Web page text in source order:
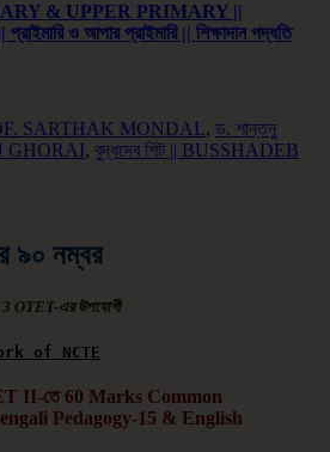
& UPPER PRIMARY ||
ও আপার প্রাইমারি || শিক্ষাদান পদ্ধতি
SARTHAK MONDAL, ড. শান্তনু
GHORAI, বুদ্ধদেব শিট || BUSSHADEB
নম্বর
OTET-এর উপযোগী
of NCTE
II-তে 60 Marks Common
Pedagogy-15 & English